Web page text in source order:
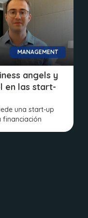
MANAGEMENT
angels y
en las start-
una start-up
financiación